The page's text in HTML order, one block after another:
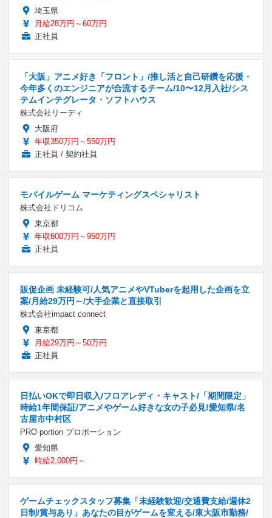
埼玉県
月給28万円～60万円
正社員
「大阪」アニメ好き「フロント」/推し活と自己研鑽を応援・
今年多くのエンジニアが合流するチーム/10〜12月入社/シス
テムインテグレータ・ソフトハウス
株式会社リーディ
大阪府
年収350万円～550万円
正社員 / 契約社員
モバイルゲーム マーケティングスペシャリスト
株式会社ドリコム
東京都
年収600万円～950万円
正社員
販促企画 未経験可/人気アニメやVTuberを起用した企画を立
案/月給29万円～/大手企業と直接取引
株式会社impact connect
東京都
月給29万円～50万円
正社員
日払いOKで即日収入/フロアレディ・キャスト/「期間限定」
時給1年間保証/アニメやゲーム好きな女の子必見!愛知県/名
古屋市中村区
PRO portion プロポーション
愛知県
時給2,000円～
ゲームチェックスタッフ募集「未経験歓迎/交通費支給/週休2
日制/賞与あり」あなたの目がゲームを変える/東大阪市勤務/